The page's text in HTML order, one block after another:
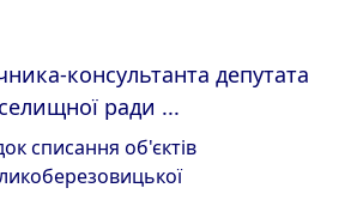
консультанта депутата
ради ...